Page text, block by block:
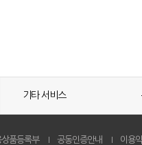
기타 서비스
품등록부 공동인증안내 이용